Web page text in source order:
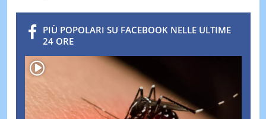
PIÙ POPOLARI SU FACEBOOK NELLE ULTIME
24 ORE